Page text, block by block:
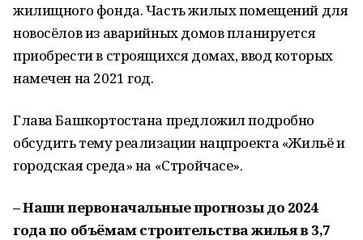
жилищного фонда. Часть жилых помещений для
новосёлов из аварийных домов планируется
приобрести в строящихся домах, ввод которых
намечен на 2021 год.
Глава Башкортостана предложил подробно
обсудить тему реализации нацпроекта «Жильё и
городская среда» на «Стройчасе».
– Наши первоначальные прогнозы до 2024
года по объёмам строительства жилья в 3,7